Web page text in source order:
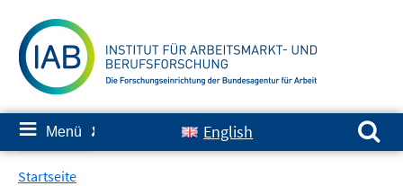
zum
Inhalt
≡ Menü ✘ English
Suchen nach:
Startseite